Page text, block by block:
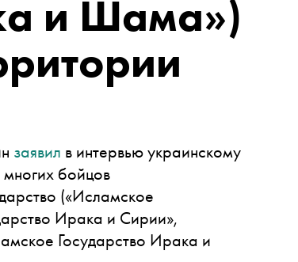
и Шама»)
заявил в интервью украинскому
многих бойцов
(«Исламское
Ирака и Сирии»,
Государство Ирака и